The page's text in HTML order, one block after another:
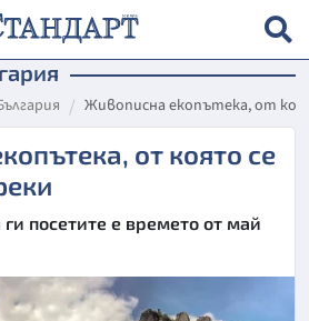
Живописна екопътека, от
от която се
посетите е времето от май